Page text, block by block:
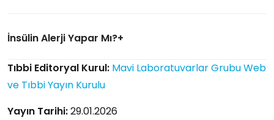
İnsülin Alerji Yapar Mı?
Tıbbi Editoryal Kurul: Mavi Laboratuvarlar Grubu Web
ve Tıbbi Yayın Kurulu
Yayın Tarihi:29.01.2026